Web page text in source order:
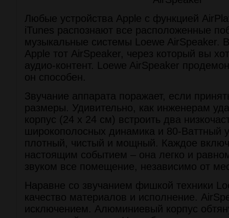
Любые устройства Apple с функцией
iTunes распознают все расположенные
музыкальные системы Loewe AirSpeaker.
Apple тот AirSpeaker, через который вы
аудио-контент. Loewe AirSpeaker
он способен.
Звучание аппарата поражает, если
размеры. Удивительно, как инженерам
корпус (24 х 24 см) встроить два
широкополосных динамика и 80-Ваттный
плотный, чистый и мощный. Каждое
настоящим событием – она легко и
звуком все помещение, независимо от
Наравне со звучанием фишкой техники
качество материалов и исполнение.
исключением. Алюминиевый корпус